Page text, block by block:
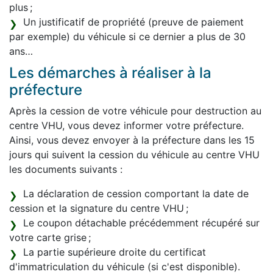
plus ;
Un justificatif de propriété (preuve de paiement
par exemple) du véhicule si ce dernier a plus de 30
ans…
Les démarches à réaliser à la
préfecture
Après la cession de votre véhicule pour destruction au
centre VHU, vous devez informer votre préfecture.
Ainsi, vous devez envoyer à la préfecture dans les 15
jours qui suivent la cession du véhicule au centre VHU
les documents suivants :
La déclaration de cession comportant la date de
cession et la signature du centre VHU ;
Le coupon détachable précédemment récupéré sur
votre carte grise ;
La partie supérieure droite du certificat
d'immatriculation du véhicule (si c'est disponible).